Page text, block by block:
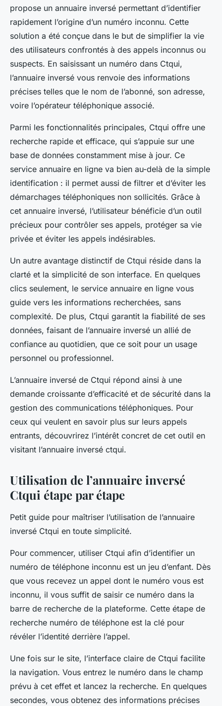
propose un annuaire inversé permettant d’identifier
rapidement l’origine d’un numéro inconnu. Cette
solution a été conçue dans le but de simplifier la vie
des utilisateurs confrontés à des appels inconnus ou
suspects. En saisissant un numéro dans Ctqui,
l’annuaire inversé vous renvoie des informations
précises telles que le nom de l’abonné, son adresse,
voire l’opérateur téléphonique associé.
Parmi les fonctionnalités principales, Ctqui offre une
recherche rapide et efficace, qui s’appuie sur une
base de données constamment mise à jour. Ce
service annuaire en ligne va bien au-delà de la simple
identification : il permet aussi de filtrer et d’éviter les
démarchages téléphoniques non sollicités. Grâce à
cet annuaire inversé, l’utilisateur bénéficie d’un outil
précieux pour contrôler ses appels, protéger sa vie
privée et éviter les appels indésirables.
Un autre avantage distinctif de Ctqui réside dans la
clarté et la simplicité de son interface. En quelques
clics seulement, le service annuaire en ligne vous
guide vers les informations recherchées, sans
complexité. De plus, Ctqui garantit la fiabilité de ses
données, faisant de l’annuaire inversé un allié de
confiance au quotidien, que ce soit pour un usage
personnel ou professionnel.
L’annuaire inversé de Ctqui répond ainsi à une
demande croissante d’efficacité et de sécurité dans la
gestion des communications téléphoniques. Pour
ceux qui veulent en savoir plus sur leurs appels
entrants, découvrirez l’intérêt concret de cet outil en
visitant l’annuaire inversé ctqui.
Utilisation de l’annuaire inversé
Ctqui étape par étape
Petit guide pour maîtriser l’utilisation de l’annuaire
inversé Ctqui en toute simplicité.
Pour commencer, utiliser Ctqui afin d’identifier un
numéro de téléphone inconnu est un jeu d’enfant. Dès
que vous recevez un appel dont le numéro vous est
inconnu, il vous suffit de saisir ce numéro dans la
barre de recherche de la plateforme. Cette étape de
recherche numéro de téléphone est la clé pour
révéler l’identité derrière l’appel.
Une fois sur le site, l’interface claire de Ctqui facilite
la navigation. Vous entrez le numéro dans le champ
prévu à cet effet et lancez la recherche. En quelques
secondes, vous obtenez des informations précises